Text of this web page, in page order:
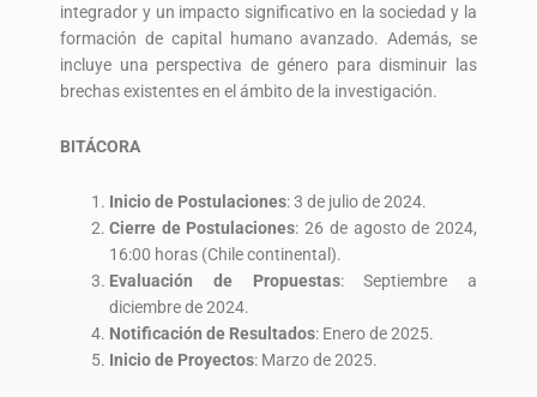
integrador y un impacto significativo en la sociedad y la
formación de capital humano avanzado. Además, se
incluye una perspectiva de género para disminuir las
brechas existentes en el ámbito de la investigación.
BITÁCORA
Inicio de Postulaciones: 3 de julio de 2024.
Cierre de Postulaciones: 26 de agosto de 2024,
16:00 horas (Chile continental).
Evaluación de Propuestas: Septiembre a
diciembre de 2024.
Notificación de Resultados: Enero de 2025.
Inicio de Proyectos: Marzo de 2025.